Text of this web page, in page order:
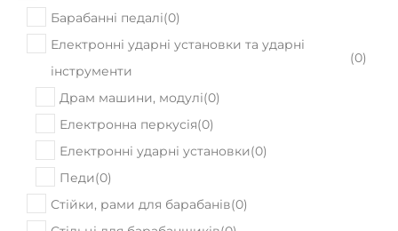
Барабанні педалі(0)
Електронні ударні установки та ударні
інструменти
(0)
Драм машини, модулі(0)
Електронна перкусія(0)
Електронні ударні установки(0)
Педи(0)
Стійки, рами для барабанів(0)